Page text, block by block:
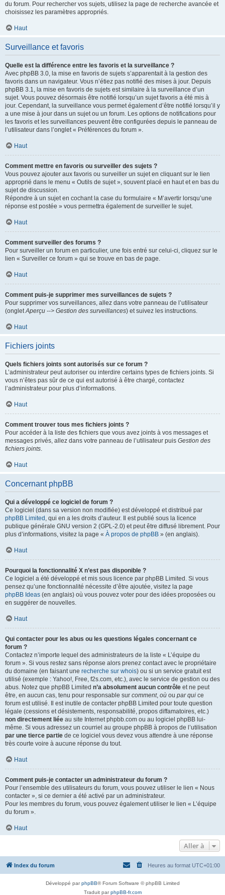
du forum. Pour rechercher vos sujets, utilisez la page de recherche avancée et
choisissez les paramètres appropriés.
Haut
Surveillance et favoris
Quelle est la différence entre les favoris et la surveillance ?
Avec phpBB 3.0, la mise en favoris de sujets s’apparentait à la gestion des
favoris dans un navigateur. Vous n’étiez pas notifié des mises à jour. Depuis
phpBB 3.1, la mise en favoris de sujets est similaire à la surveillance d’un
sujet. Vous pouvez désormais être notifié lorsqu’un sujet favoris a été mis à
jour. Cependant, la surveillance vous permet également d’être notifié lorsqu’il y
a une mise à jour dans un sujet ou un forum. Les options de notifications pour
les favoris et les surveillances peuvent être configurées depuis le panneau de
l’utilisateur dans l’onglet « Préférences du forum ».
Haut
Comment mettre en favoris ou surveiller des sujets ?
Vous pouvez ajouter aux favoris ou surveiller un sujet en cliquant sur le lien
approprié dans le menu « Outils de sujet », souvent placé en haut et en bas du
sujet de discussion.
Répondre à un sujet en cochant la case du formulaire « M’avertir lorsqu’une
réponse est postée » vous permettra également de surveiller le sujet.
Haut
Comment surveiller des forums ?
Pour surveiller un forum en particulier, une fois entré sur celui-ci, cliquez sur le
lien « Surveiller ce forum » qui se trouve en bas de page.
Haut
Comment puis-je supprimer mes surveillances de sujets ?
Pour supprimer vos surveillances, allez dans votre panneau de l’utilisateur
(ongletAperçu --> Gestion des surveillances) et suivez les instructions.
Haut
Fichiers joints
Quels fichiers joints sont autorisés sur ce forum ?
L’administrateur peut autoriser ou interdire certains types de fichiers joints. Si
vous n’êtes pas sûr de ce qui est autorisé à être chargé, contactez
l’administrateur pour plus d’informations.
Haut
Comment trouver tous mes fichiers joints ?
Pour accéder à la liste des fichiers que vous avez joints à vos messages et
messages privés, allez dans votre panneau de l’utilisateur puis Gestion des
fichiers joints.
Haut
Concernant phpBB
Qui a développé ce logiciel de forum ?
Ce logiciel (dans sa version non modifiée) est développé et distribué par
phpBB Limited , qui en a les droits d’auteur. Il est publié sous la licence
publique générale GNU version 2 (GPL-2.0) et peut être diffusé librement. Pour
plus d’informations, visitez la page « À propos de phpBB » (en anglais).
Haut
Pourquoi la fonctionnalité X n’est pas disponible ?
Ce logiciel a été développé et mis sous licence par phpBB Limited. Si vous
pensez qu’une fonctionnalité nécessite d’être ajoutée, visitez la page
phpBB Ideas (en anglais) où vous pouvez voter pour des idées proposées ou
en suggérer de nouvelles.
Haut
Qui contacter pour les abus ou les questions légales concernant ce
forum ?
Contactez n’importe lequel des administrateurs de la liste « L’équipe du
forum ». Si vous restez sans réponse alors prenez contact avec le propriétaire
du domaine (en faisant une recherche sur whois) ou si un service gratuit est
utilisé (exemple : Yahoo!, Free, f2s.com, etc.), avec le service de gestion ou des
abus. Notez que phpBB Limited n’a absolument aucun contrôle et ne peut
être, en aucun cas, tenu pour responsable sur comment, où ou par qui ce
forum est utilisé. Il est inutile de contacter phpBB Limited pour toute question
légale (cessions et désistements, responsabilité, propos diffamatoires, etc.)
non directement liée au site Internet phpbb.com ou au logiciel phpBB lui-
même. Si vous adressez un courriel au groupe phpBB à propos de l’utilisation
par une tierce partie de ce logiciel vous devez vous attendre à une réponse
très courte voire à aucune réponse du tout.
Haut
Comment puis-je contacter un administrateur du forum ?
Pour l’ensemble des utilisateurs du forum, vous pouvez utiliser le lien « Nous
contacter », si ce dernier a été activé par un administrateur.
Pour les membres du forum, vous pouvez également utiliser le lien « L’équipe
du forum ».
Haut
Aller à
Index du forum Heures au format UTC+01:00
Développé parphpBB® Forum Software © phpBB Limited
Traduit parphpBB-fr.com